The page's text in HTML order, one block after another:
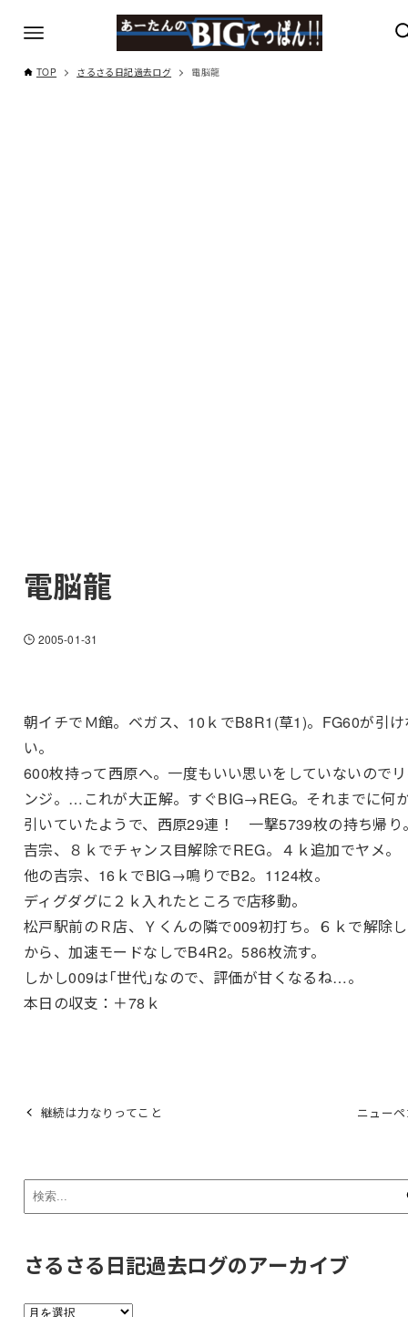
TOP さるさる日記過去ログ 電脳龍
電脳龍
2005-01-31
朝イチでＭ館。ベガス、10ｋでB8R1(草1)。FG60が引
い。
600枚持って西原へ。一度もいい思いをしていないので
ンジ。…これが大正解。すぐBIG→REG。それまでに何
引いていたようで、西原29連！ 一撃5739枚の持ち帰り
吉宗、８ｋでチャンス目解除でREG。４ｋ追加でヤメ。
他の吉宗、16ｋでBIG→鳴りでB2。1124枚。
ディグダグに２ｋ入れたところで店移動。
松戸駅前のＲ店、Ｙくんの隣で009初打ち。６ｋで解除
から、加速モードなしでB4R2。586枚流す。
しかし009は｢世代｣なので、評価が甘くなるね…。
本日の収支：＋78ｋ
継続は力なりってこと ニュー
さるさる日記過去ログのアーカイブ
さ